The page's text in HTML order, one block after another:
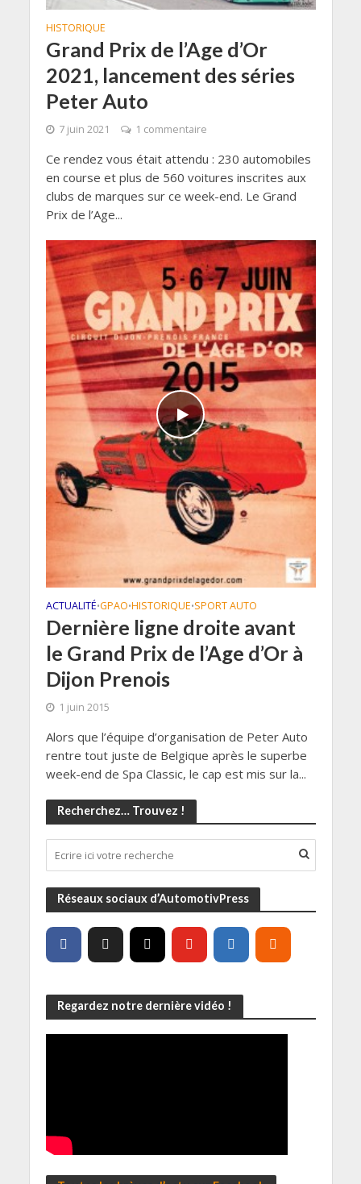
HISTORIQUE
Grand Prix de l’Age d’Or
2021, lancement des séries
Peter Auto
7 juin 2021 1 commentaire
Ce rendez vous était attendu : 230 automobiles
en course et plus de 560 voitures inscrites aux
clubs de marques sur ce week-end. Le Grand
Prix de l’Age...
ACTUALITÉ•GPAO•HISTORIQUE•SPORT AUTO
Dernière ligne droite avant
le Grand Prix de l’Age d’Or à
Dijon Prenois
1 juin 2015
Alors que l’équipe d’organisation de Peter Auto
rentre tout juste de Belgique après le superbe
week-end de Spa Classic, le cap est mis sur la...
Recherchez… Trouvez !
Réseaux sociaux d’AutomotivPress
Regardez notre dernière vidéo !